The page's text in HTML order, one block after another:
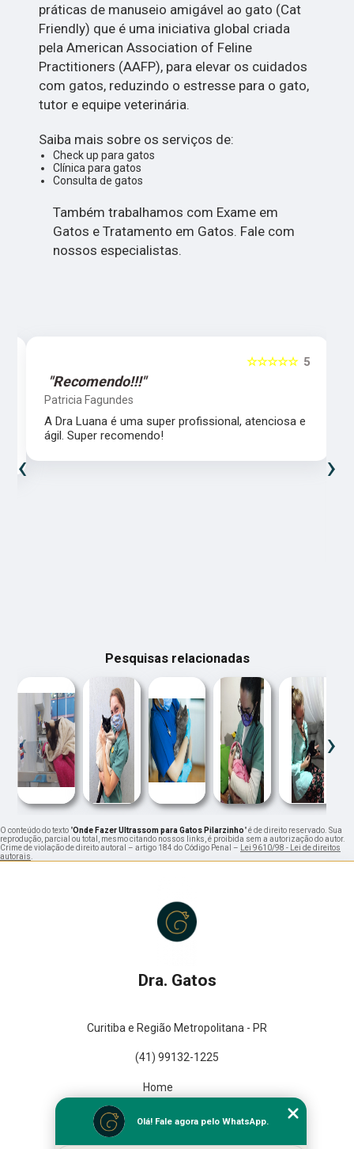
práticas de manuseio amigável ao gato (Cat
Friendly) que é uma iniciativa global criada
pela American Association of Feline
Practitioners (AAFP), para elevar os cuidados
com gatos, reduzindo o estresse para o gato,
tutor e equipe veterinária.
Saiba mais sobre os serviços de:
Check up para gatos
Clínica para gatos
Consulta de gatos
Também trabalhamos com Exame em
Gatos e Tratamento em Gatos. Fale com
nossos especialistas.
5
☆☆☆☆☆
"Recomendo!!!"
Patricia Fagundes
A Dra Luana é uma super profissional, atenciosa e
ágil. Super recomendo!
‹ ›
Pesquisas relacionadas
‹ ›
O conteúdo do texto "Onde Fazer Ultrassom para Gatos Pilarzinho" é de direito reservado. Sua
reprodução, parcial ou total, mesmo citando nossos links, é proibida sem a autorização do autor.
Crime de violação de direito autoral – artigo 184 do Código Penal –
Lei 9610/98 - Lei de direitos
autorais
Dra. Gatos
Curitiba e Região Metropolitana - PR
(41) 99132-1225
Home
Missão
Olá! Fale agora pelo WhatsApp.